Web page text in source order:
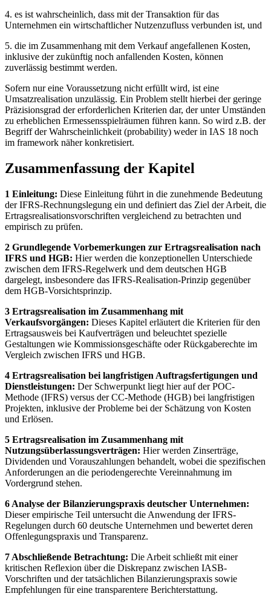
4. es ist wahrscheinlich, dass mit der Transaktion für das
Unternehmen ein wirtschaftlicher Nutzenzufluss verbunden ist, und
5. die im Zusammenhang mit dem Verkauf angefallenen Kosten,
inklusive der zukünftig noch anfallenden Kosten, können
zuverlässig bestimmt werden.
Sofern nur eine Voraussetzung nicht erfüllt wird, ist eine
Umsatzrealisation unzulässig. Ein Problem stellt hierbei der geringe
Präzisionsgrad der erforderlichen Kriterien dar, der unter Umständen
zu erheblichen Ermessensspielräumen führen kann. So wird z.B. der
Begriff der Wahrscheinlichkeit (probability) weder in IAS 18 noch
im framework näher konkretisiert.
Zusammenfassung der Kapitel
1 Einleitung: Diese Einleitung führt in die zunehmende Bedeutung
der IFRS-Rechnungslegung ein und definiert das Ziel der Arbeit, die
Ertragsrealisationsvorschriften vergleichend zu betrachten und
empirisch zu prüfen.
2 Grundlegende Vorbemerkungen zur Ertragsrealisation nach
IFRS und HGB: Hier werden die konzeptionellen Unterschiede
zwischen dem IFRS-Regelwerk und dem deutschen HGB
dargelegt, insbesondere das IFRS-Realisation-Prinzip gegenüber
dem HGB-Vorsichtsprinzip.
3 Ertragsrealisation im Zusammenhang mit
Verkaufsvorgängen: Dieses Kapitel erläutert die Kriterien für den
Ertragsausweis bei Kaufverträgen und beleuchtet spezielle
Gestaltungen wie Kommissionsgeschäfte oder Rückgaberechte im
Vergleich zwischen IFRS und HGB.
4 Ertragsrealisation bei langfristigen Auftragsfertigungen und
Dienstleistungen: Der Schwerpunkt liegt hier auf der POC-
Methode (IFRS) versus der CC-Methode (HGB) bei langfristigen
Projekten, inklusive der Probleme bei der Schätzung von Kosten
und Erlösen.
5 Ertragsrealisation im Zusammenhang mit
Nutzungsüberlassungsverträgen: Hier werden Zinserträge,
Dividenden und Vorauszahlungen behandelt, wobei die spezifischen
Anforderungen an die periodengerechte Vereinnahmung im
Vordergrund stehen.
6 Analyse der Bilanzierungspraxis deutscher Unternehmen:
Dieser empirische Teil untersucht die Anwendung der IFRS-
Regelungen durch 60 deutsche Unternehmen und bewertet deren
Offenlegungspraxis und Transparenz.
7 Abschließende Betrachtung: Die Arbeit schließt mit einer
kritischen Reflexion über die Diskrepanz zwischen IASB-
Vorschriften und der tatsächlichen Bilanzierungspraxis sowie
Empfehlungen für eine transparentere Berichterstattung.